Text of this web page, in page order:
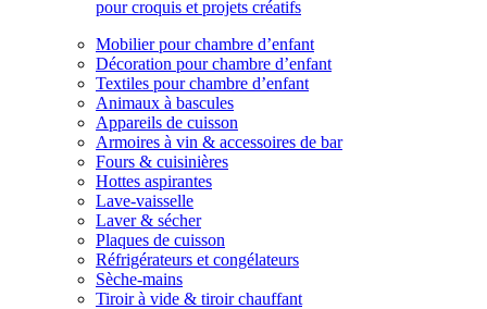
pour croquis et projets créatifs
Mobilier pour chambre d’enfant
Décoration pour chambre d’enfant
Textiles pour chambre d’enfant
Animaux à bascules
Appareils de cuisson
Armoires à vin & accessoires de bar
Fours & cuisinières
Hottes aspirantes
Lave-vaisselle
Laver & sécher
Plaques de cuisson
Réfrigérateurs et congélateurs
Sèche-mains
Tiroir à vide & tiroir chauffant